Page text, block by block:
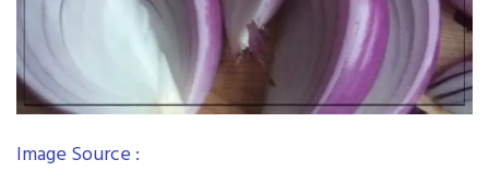
Image Source :